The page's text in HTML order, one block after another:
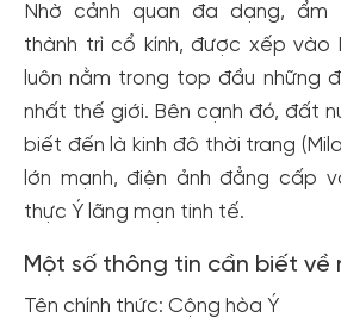
Nhờ cảnh quan đa dạng, ẩm
thành trì cổ kính, được xếp vào
luôn nằm trong top đầu những
nhất thế giới. Bên cạnh đó, đất
biết đến là kinh đô thời trang
lớn mạnh, điện ảnh đẳng cấp
thực Ý lãng mạn tinh tế.
Một số thông tin cần biết về
Tên chính thức: Cộng hòa Ý